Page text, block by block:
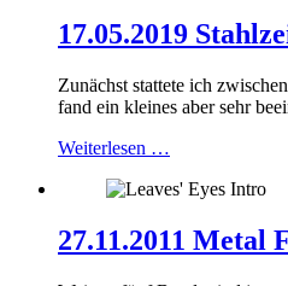
17.05.2019
Zunächst stattete ich
fand ein kleines aber sehr
Weiterlesen …
27.11.2011 Metal